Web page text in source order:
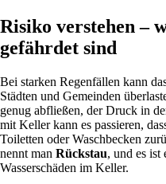
Risiko verstehen –
gefährdet sind
Bei starken Regenfällen kann
Städten und Gemeinden
genug abfließen, der Druck in
mit Keller kann es passieren,
Toiletten oder Waschbecken
nennt man Rückstau, und es ist
Wasserschäden im Keller.